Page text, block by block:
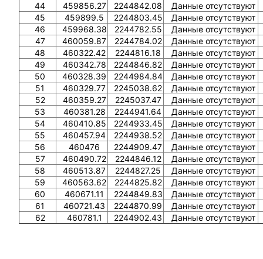
44
459856.27 2244842.08
Данные отсутствуют
45
459899.5 2244803.45
Данные отсутствуют
46
459968.38 2244782.55
Данные отсутствуют
47
460059.87 2244784.02
Данные отсутствуют
48
460322.42 2244816.18
Данные отсутствуют
49
460342.78 2244846.82
Данные отсутствуют
50
460328.39 2244984.84
Данные отсутствуют
51
460329.77 2245038.62
Данные отсутствуют
52
460359.27 2245037.47
Данные отсутствуют
53
460381.28 2244941.64
Данные отсутствуют
54
460410.85 2244933.45
Данные отсутствуют
55
460457.94 2244938.52
Данные отсутствуют
56
460476 2244909.47
Данные отсутствуют
57
460490.72 2244846.12
Данные отсутствуют
58
460513.87 2244827.25
Данные отсутствуют
59
460563.62 2244825.82
Данные отсутствуют
60
460671.11 2244849.83
Данные отсутствуют
61
460721.43 2244870.99
Данные отсутствуют
62
460781.1 2244902.43 Данные отсутствуют